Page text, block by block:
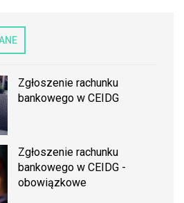
Zgłoszenie rachunku
bankowego w CEIDG
Zgłoszenie rachunku
bankowego w CEIDG -
obowiązkowe